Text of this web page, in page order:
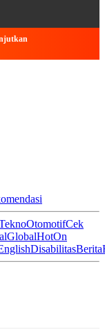
OtomotifCek
GlobalHotOn
DisabilitasBerita